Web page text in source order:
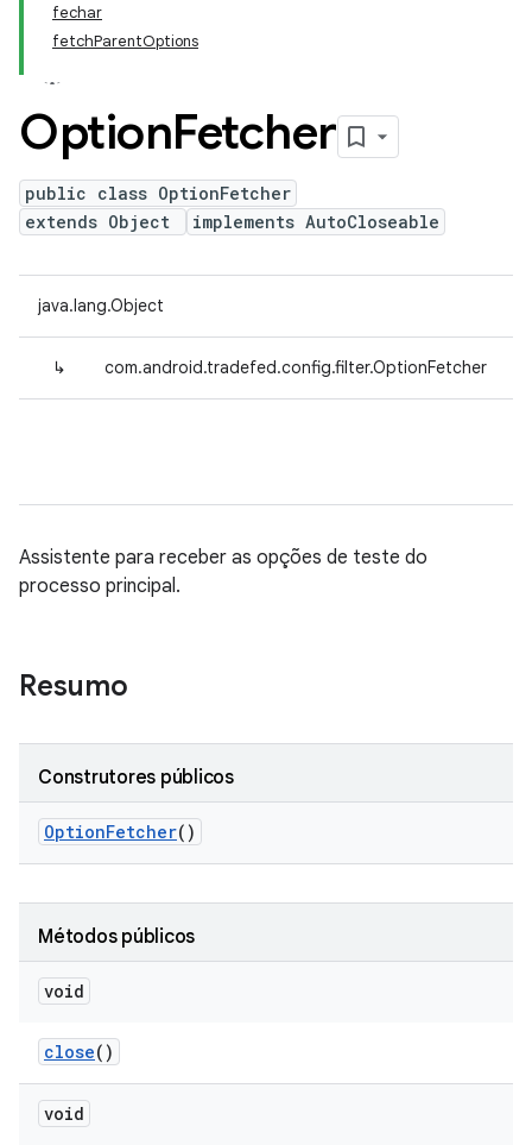
fechar
fetchParentOptions
OptionFetcher
public class OptionFetcher
extends Object
implements AutoCloseable
java.lang.Object
↳ com.android.tradefed.config.filter.OptionFetcher
Assistente para receber as opções de teste do
processo principal.
Resumo
Construtores públicos
OptionFetcher()
Métodos públicos
void
close()
void